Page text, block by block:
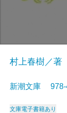
村上春樹／著
新潮文庫
文庫電子書籍あり